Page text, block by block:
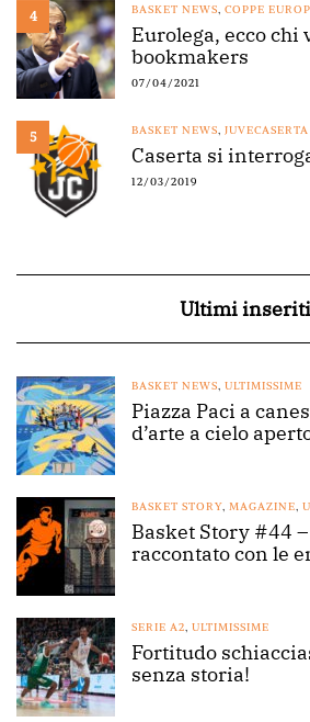
4 BASKET NEWS, COPPE
Eurolega, ecco chi
bookmakers
07/04/2021
5 BASKET NEWS,
Caserta si
12/03/2019
Ultimi inseriti
BASKET NEWS, ULTIMISSIME
Piazza Paci a
d’arte a cielo
BASKET STORY, MAGAZINE,
Basket Story #44
raccontato con le
SERIE A2, ULTIMISSIME
Fortitudo
senza storia!